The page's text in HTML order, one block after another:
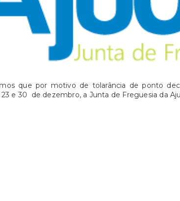
que por motivo de tolarância de ponto
23 e 30 de dezembro, a Junta de Freguesia da